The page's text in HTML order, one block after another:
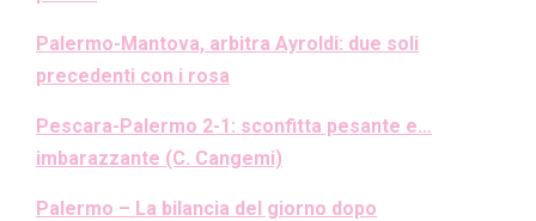
Palermo-Mantova, arbitra Ayroldi: due soli
precedenti con i rosa
Pescara-Palermo 2-1: sconfitta pesante e…
imbarazzante (C. Cangemi)
Palermo – La bilancia del giorno dopo